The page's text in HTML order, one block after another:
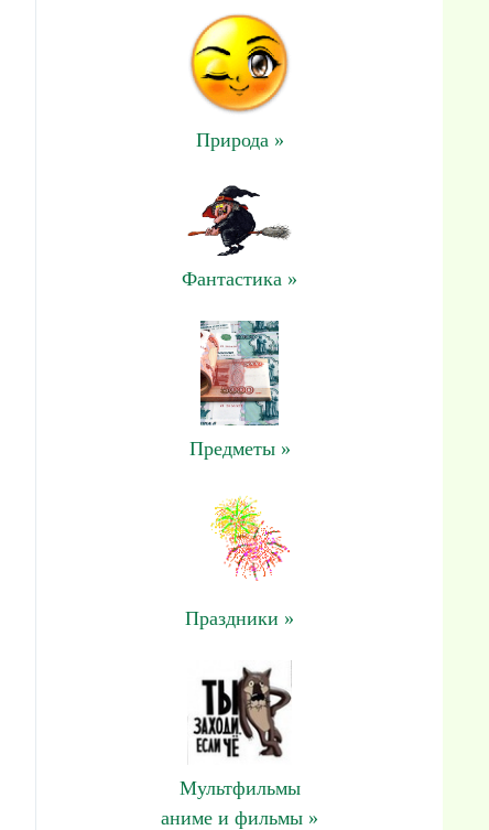
Природа »
Фантастика »
Предметы »
Праздники »
Мультфильмы
аниме и фильмы »